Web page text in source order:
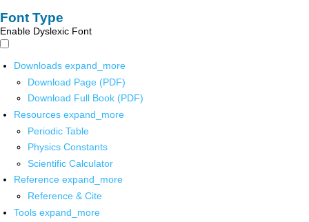
Font Type
Enable Dyslexic Font
Downloads expand_more
Download Page (PDF)
Download Full Book (PDF)
Resources expand_more
Periodic Table
Physics Constants
Scientific Calculator
Reference expand_more
Reference & Cite
Tools expand_more